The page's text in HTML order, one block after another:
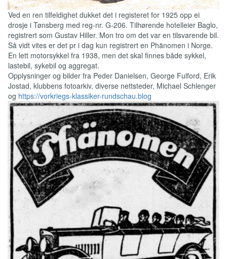
Ved en ren tilfeldighet dukket det i registeret for 1925 opp ei
drosje i Tønsberg med reg-nr. G-206. Tilhørende hotelleier Baglo,
registrert som Gustav Hiller. Mon tro om det var en tilsvarende bil.
Så vidt vites er det pr i dag kun registrert en Phänomen i Norge.
En lett motorsykkel fra 1938, men det skal finnes både sykkel,
lastebil, sykebil og aggregat.
Opplysninger og bilder fra Peder Danielsen, George Fulford, Erik
Jostad, klubbens fotoarkiv, diverse nettsteder, Michael Schlenger
og https://vorkriegs-klassiker-rundschau.blog